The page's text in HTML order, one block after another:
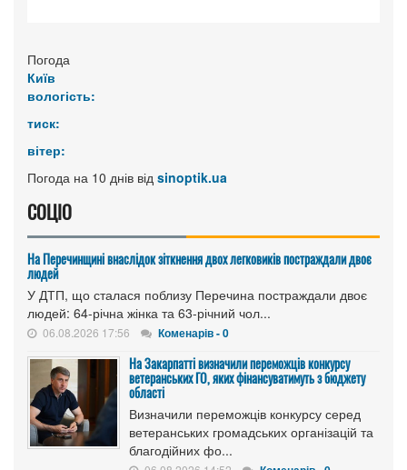
Погода
Київ
вологість:
тиск:
вітер:
Погода на 10 днів від sinoptik.ua
СОЦІО
На Перечинщині внаслідок зіткнення двох легковиків постраждали двоє
людей
У ДТП, що сталася поблизу Перечина постраждали двоє
людей: 64-річна жінка та 63-річний чол...
06.08.2026 17:56 Коменарів - 0
На Закарпатті визначили переможців конкурсу
ветеранських ГО, яких фінансуватимуть з бюджету
області
Визначили переможців конкурсу серед
ветеранських громадських організацій та
благодійних фо...